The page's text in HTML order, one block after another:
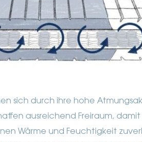
sich durch ihre hohe
ausreichend Freiraum,
Wärme und Feuchtigkeit